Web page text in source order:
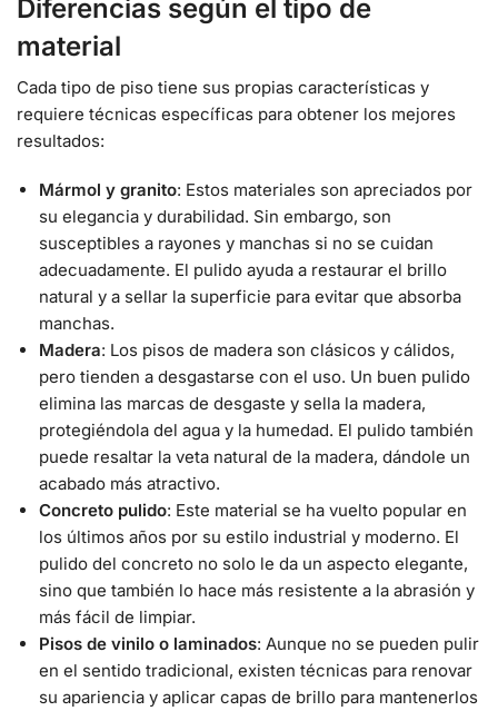
Diferencias según el tipo de
material
Cada tipo de piso tiene sus propias características y
requiere técnicas específicas para obtener los mejores
resultados:
Mármol y granito: Estos materiales son apreciados por
su elegancia y durabilidad. Sin embargo, son
susceptibles a rayones y manchas si no se cuidan
adecuadamente. El pulido ayuda a restaurar el brillo
natural y a sellar la superficie para evitar que absorba
manchas.
Madera: Los pisos de madera son clásicos y cálidos,
pero tienden a desgastarse con el uso. Un buen pulido
elimina las marcas de desgaste y sella la madera,
protegiéndola del agua y la humedad. El pulido también
puede resaltar la veta natural de la madera, dándole un
acabado más atractivo.
Concreto pulido: Este material se ha vuelto popular en
los últimos años por su estilo industrial y moderno. El
pulido del concreto no solo le da un aspecto elegante,
sino que también lo hace más resistente a la abrasión y
más fácil de limpiar.
Pisos de vinilo o laminados: Aunque no se pueden pulir
en el sentido tradicional, existen técnicas para renovar
su apariencia y aplicar capas de brillo para mantenerlos